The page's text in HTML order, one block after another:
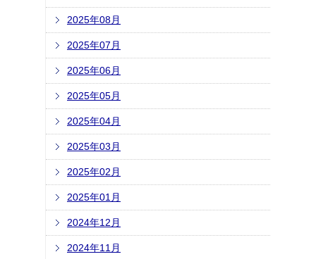
2025年08月
2025年07月
2025年06月
2025年05月
2025年04月
2025年03月
2025年02月
2025年01月
2024年12月
2024年11月